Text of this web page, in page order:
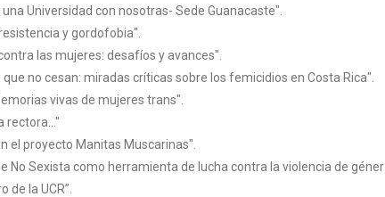
Universidad con nosotras- Sede Guanacaste".
y gordofobia".
las mujeres: desafíos y avances".
no cesan: miradas críticas sobre los femicidios en Costa Rica".
vivas de mujeres trans".
rectora…"
el proyecto Manitas Muscarinas".
No Sexista como herramienta de lucha contra la violencia de
de la UCR”.